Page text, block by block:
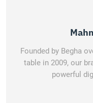
Founded by Begha
table in 2009, our
powerful